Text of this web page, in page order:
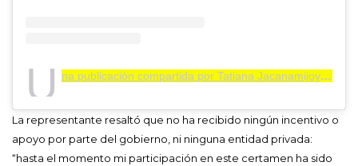
U na publicación compartida por Tatiana Jacanamijoy (@azulsirius)
La representante resaltó que no ha recibido ningún incentivo o
apoyo por parte del gobierno, ni ninguna entidad privada:
“hasta el momento mi participación en este certamen ha sido